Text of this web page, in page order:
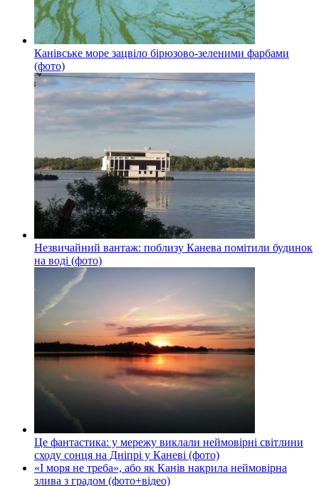
Канівське море зацвіло бірюзово-зеленими фарбами
(фото)
Незвичайний вантаж: поблизу Канева помітили будинок
на воді (фото)
Це фантастика: у мережу виклали неймовірні світлини
сходу сонця на Дніпрі у Каневі (фото)
«І моря не треба», або як Канів накрила неймовірна
злива з градом (фото+відео)